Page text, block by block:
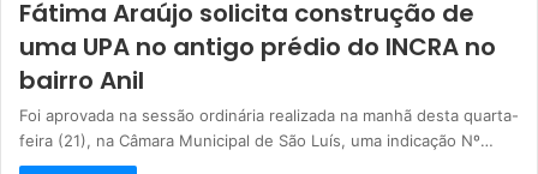
Fátima Araújo solicita construção de
uma UPA no antigo prédio do INCRA no
bairro Anil
Foi aprovada na sessão ordinária realizada na manhã desta quarta-
feira (21), na Câmara Municipal de São Luís, uma indicação Nº…